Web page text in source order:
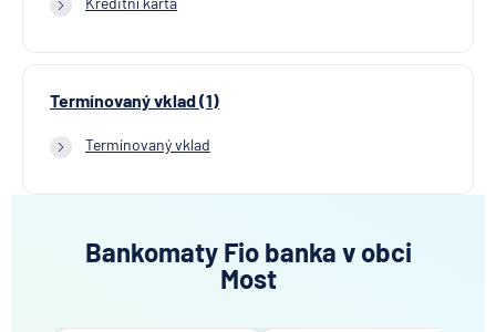
Termínovaný vklad (1)
Termínovaný vklad
Bankomaty Fio banka v obci
Most